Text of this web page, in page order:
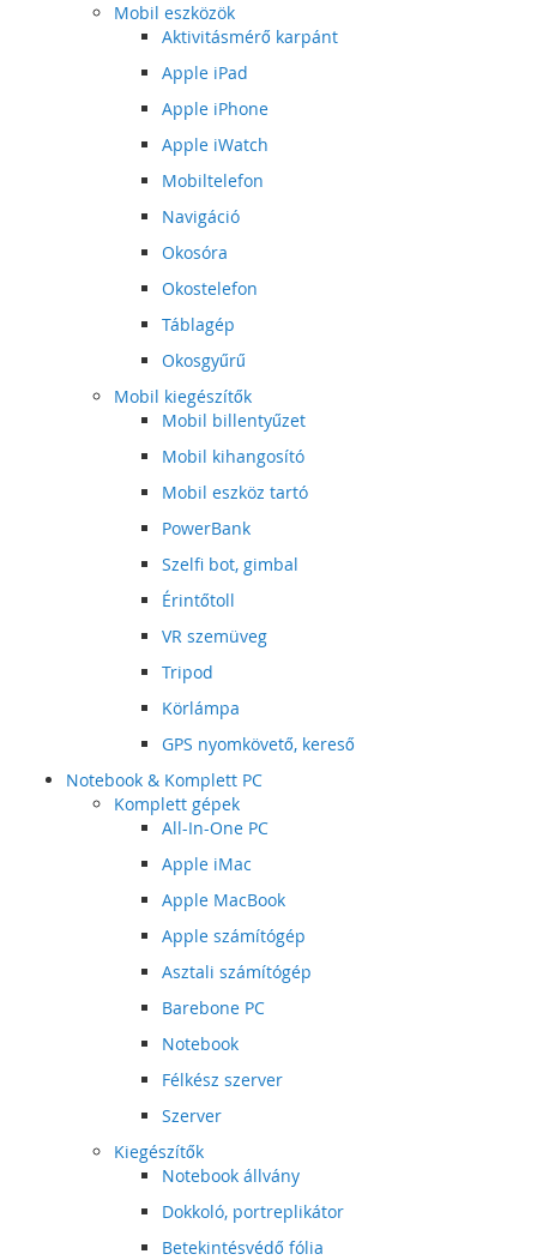
Mobil eszközök
Aktivitásmérő karpánt
Apple iPad
Apple iPhone
Apple iWatch
Mobiltelefon
Navigáció
Okosóra
Okostelefon
Táblagép
Okosgyűrű
Mobil kiegészítők
Mobil billentyűzet
Mobil kihangosító
Mobil eszköz tartó
PowerBank
Szelfi bot, gimbal
Érintőtoll
VR szemüveg
Tripod
Körlámpa
GPS nyomkövető, kereső
Notebook & Komplett PC
Komplett gépek
All-In-One PC
Apple iMac
Apple MacBook
Apple számítógép
Asztali számítógép
Barebone PC
Notebook
Félkész szerver
Szerver
Kiegészítők
Notebook állvány
Dokkoló, portreplikátor
Betekintésvédő fólia